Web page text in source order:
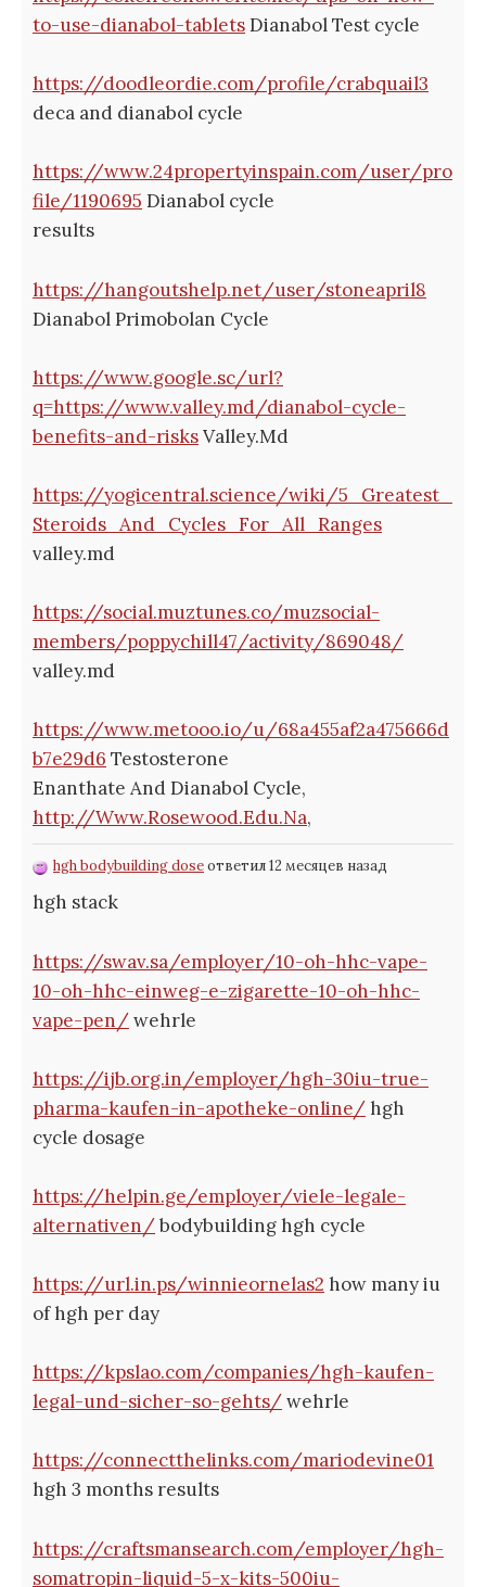
to-use-dianabol-tabletsDianabol Test cycle
https://doodleordie.com/profile/crabquail3
deca and dianabol cycle
https://www.24propertyinspain.com/user/pro
file/1190695 Dianabol cycle
results
https://hangoutshelp.net/user/stoneapril8
Dianabol Primobolan Cycle
https://www.google.sc/url?
q=https://www.valley.md/dianabol-cycle-
benefits-and-risksValley.Md
https://yogicentral.science/wiki/5_Greatest_
Steroids_And_Cycles_For_All_Ranges
valley.md
https://social.muztunes.co/muzsocial-
members/poppychill47/activity/869048/
valley.md
https://www.metooo.io/u/68a455af2a475666d
b7e29d6 Testosterone
Enanthate And Dianabol Cycle,
http://Www.Rosewood.Edu.Na,
hgh bodybuilding doseответил 12 месяцев назад
hgh stack
https://swav.sa/employer/10-oh-hhc-vape-
10-oh-hhc-einweg-e-zigarette-10-oh-hhc-
vape-pen/wehrle
https://ijb.org.in/employer/hgh-30iu-true-
pharma-kaufen-in-apotheke-online/hgh
cycle dosage
https://helpin.ge/employer/viele-legale-
alternativen/bodybuilding hgh cycle
https://url.in.ps/winnieornelas2 how many iu
of hgh per day
https://kpslao.com/companies/hgh-kaufen-
legal-und-sicher-so-gehts/wehrle
https://connectthelinks.com/mariodevine01
hgh 3 months results
https://craftsmansearch.com/employer/hgh-
somatropin-liquid-5-x-kits-500iu-